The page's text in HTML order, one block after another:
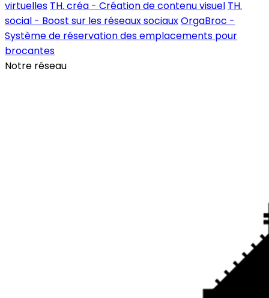
virtuelles TH. créa - Création de contenu visuel TH.
social - Boost sur les réseaux sociauxOrgaBroc -
Système de réservation des emplacements pour
brocantes
Notre réseau